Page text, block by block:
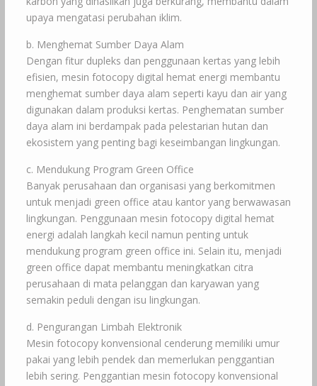
upaya mengatasi perubahan iklim.
b. Menghemat Sumber Daya Alam
Dengan fitur dupleks dan penggunaan kertas yang lebih
efisien, mesin fotocopy digital hemat energi membantu
menghemat sumber daya alam seperti kayu dan air yang
digunakan dalam produksi kertas. Penghematan sumber
daya alam ini berdampak pada pelestarian hutan dan
ekosistem yang penting bagi keseimbangan lingkungan.
c. Mendukung Program Green Office
Banyak perusahaan dan organisasi yang berkomitmen
untuk menjadi green office atau kantor yang berwawasan
lingkungan. Penggunaan mesin fotocopy digital hemat
energi adalah langkah kecil namun penting untuk
mendukung program green office ini. Selain itu, menjadi
green office dapat membantu meningkatkan citra
perusahaan di mata pelanggan dan karyawan yang
semakin peduli dengan isu lingkungan.
d. Pengurangan Limbah Elektronik
Mesin fotocopy konvensional cenderung memiliki umur
pakai yang lebih pendek dan memerlukan penggantian
lebih sering. Penggantian mesin fotocopy konvensional